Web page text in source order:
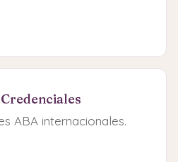
ABA internacionales.